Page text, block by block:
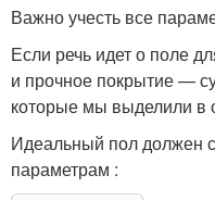
Важно учесть все
Если речь идет о поле
и прочное покрытие —
которые мы выделили в
Идеальный пол должен
параметрам :